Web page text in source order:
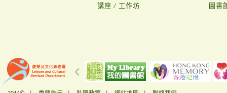
講座 / 工作坊
圖書